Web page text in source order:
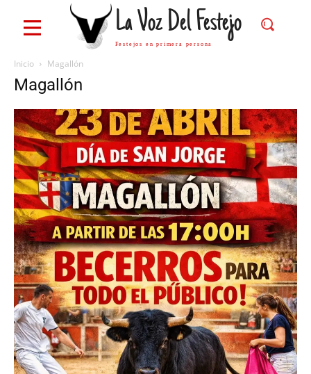
La Voz Del Festejo
Festejos en primera persona
Inicio Magallón
Magallón